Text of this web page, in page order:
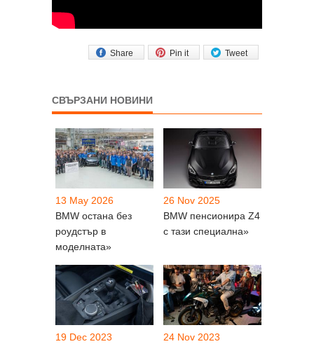
Tweet
Pin it
Share
СВЪРЗАНИ НОВИНИ
13 May 2026
BMW остана без
роудстър в
моделната»
26 Nov 2025
BMW пенсионира Z4
с тази специална»
19 Dec 2023
24 Nov 2023